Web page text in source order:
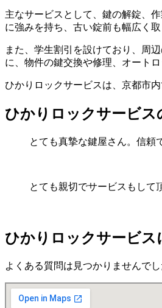
主なサービスとして、鍵の解錠、
に強みを持ち、古い錠前も幅広く取
また、学生割引を設けており、周
に、物件の鍵交換や修理、オート
ひかりロックサービスは、京都市
ひかりロックサービス
とても真摯な鍵屋さん。信頼
とても親切でサービスもして
ひかりロックサービス
よくある質問は見つかりませんでし